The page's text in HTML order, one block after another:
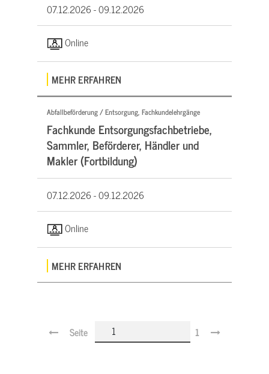
07.12.2026 -09.12.2026
Online
MEHR ERFAHREN
Abfallbeförderung / Entsorgung, Fachkundelehrgänge
Fachkunde Entsorgungsfachbetriebe,
Sammler, Beförderer, Händler und
Makler (Fortbildung)
07.12.2026 -09.12.2026
Online
MEHR ERFAHREN
Seite 1